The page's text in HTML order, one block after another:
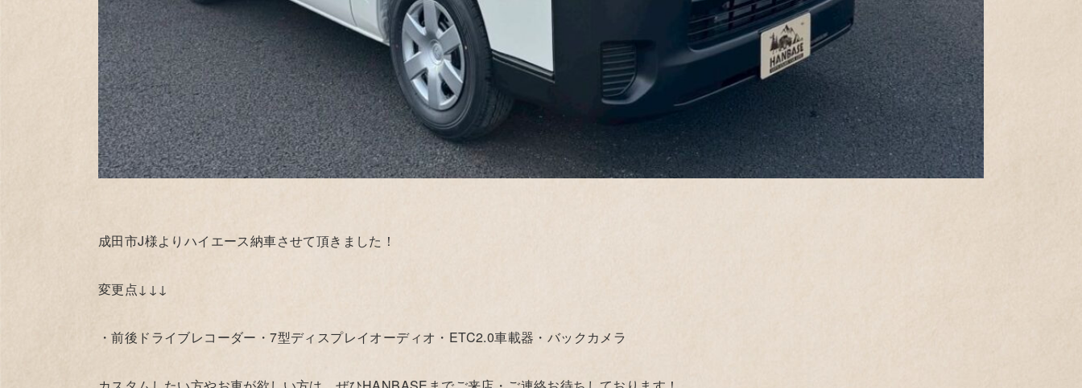
成田市J様よりハイエース納車させて頂きました！
変更点↓↓↓
・前後ドライブレコーダー・7型ディスプレイオーディオ・ETC2.0車載器・バックカメラ